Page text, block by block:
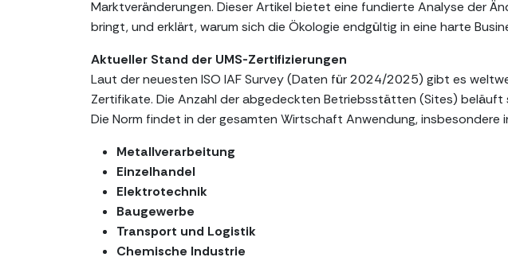
Marktveränderungen. Dieser Artikel bietet eine fundierte Analyse der
bringt, und erklärt, warum sich die Ökologie endgültig in eine harte
Aktueller Stand der UMS-Zertifizierungen
Laut der neuesten ISO IAF Survey (Daten für 2024/2025) gibt es
Zertifikate. Die Anzahl der abgedeckten Betriebsstätten (Sites)
Die Norm findet in der gesamten Wirtschaft Anwendung, insbesondere
Metallverarbeitung
Einzelhandel
Elektrotechnik
Baugewerbe
Transport und Logistik
Chemische Industrie